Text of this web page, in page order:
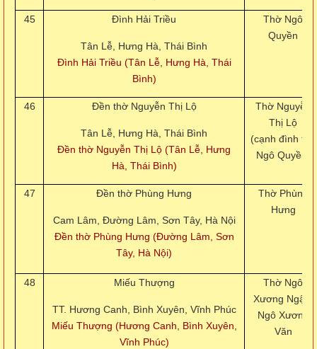
45 Đình Hải Triều
Tân Lễ, Hưng Hà, Thái Bình
Đình Hải Triều (Tân Lễ, Hưng Hà, Thái
Bình)
Thờ Ngô
Quyền
46 Đền thờ Nguyễn Thị Lộ
Tân Lễ, Hưng Hà, Thái Bình
Đền thờ Nguyễn Thị Lộ (Tân Lễ, Hưng
Hà, Thái Bình)
Thờ Nguyễn
Thị Lộ
(cạnh đình thờ
Ngô Quyền)
47 Đền thờ Phùng Hưng
Cam Lâm, Đường Lâm, Sơn Tây, Hà Nội
Đền thờ Phùng Hưng (Đường Lâm, Sơn
Tây, Hà Nội)
Thờ Phùng
Hưng
48 Miếu Thượng
TT. Hương Canh, Bình Xuyên, Vĩnh Phúc
Miếu Thượng (Hương Canh, Bình Xuyên,
Vĩnh Phúc)
Thờ Ngô
Xương Ngập,
Ngô Xương
Văn